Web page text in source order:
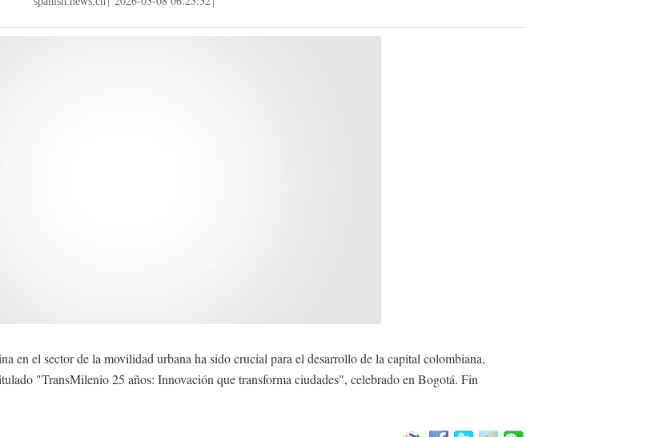
en el sector de la movilidad urbana ha sido crucial para el desarrollo de la capital colombiana,
"TransMilenio 25 años: Innovación que transforma ciudades", celebrado en Bogotá. Fin